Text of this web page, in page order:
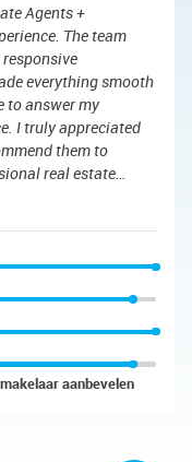
Agents +
The team
everything smooth
to answer my
I truly appreciated
them to
real estate
aanbevelen